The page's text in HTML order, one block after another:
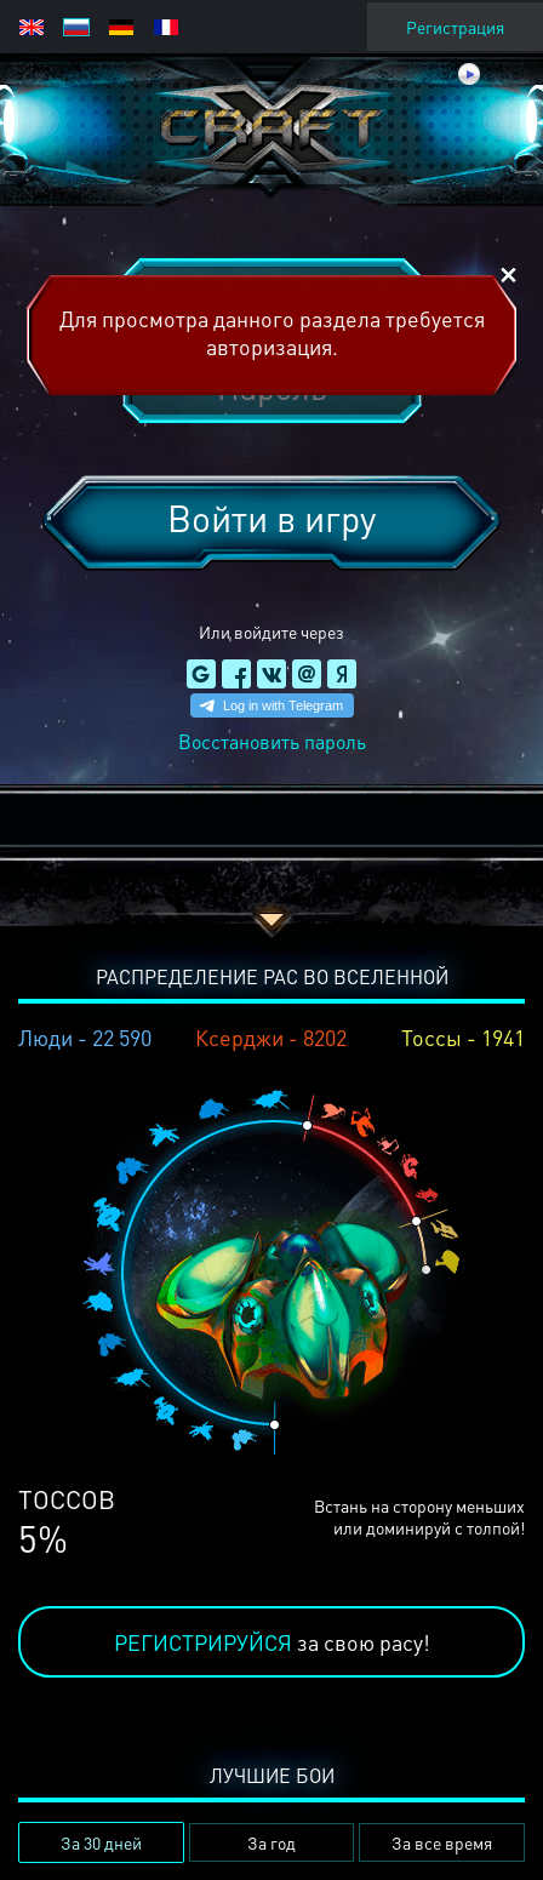
Регистрация
Или войдите через
Войти в игру
Восстановить пароль
Для просмотра данного раздела требуется
авторизация.
РАСПРЕДЕЛЕНИЕ РАС ВО ВСЕЛЕННОЙ
Люди - 22 590 Ксерджи - 8202 Тоссы - 1941
ЛЮДЕЙ
69%
Встань на сторону меньших
или доминируй с толпой!
РЕГИСТРИРУЙСЯ за свою расу!
ЛУЧШИЕ БОИ
За 30 дней За год За все время